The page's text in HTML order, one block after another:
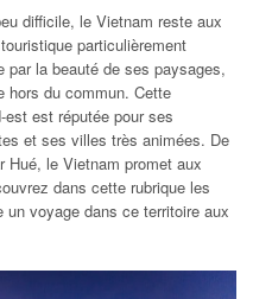
difficile, le Vietnam reste aux
particulièrement
par la beauté de ses paysages,
hors du commun. Cette
est est réputée pour ses
et ses villes très animées. De
Hué, le Vietnam promet aux
dans cette rubrique les
un voyage dans ce territoire aux